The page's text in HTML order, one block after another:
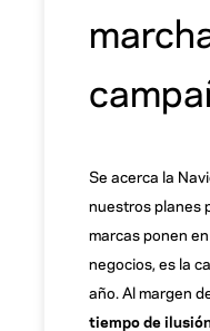
Se acerca la
nuestros planes
marcas ponen
negocios, es la
año. Al margen
tiempo de